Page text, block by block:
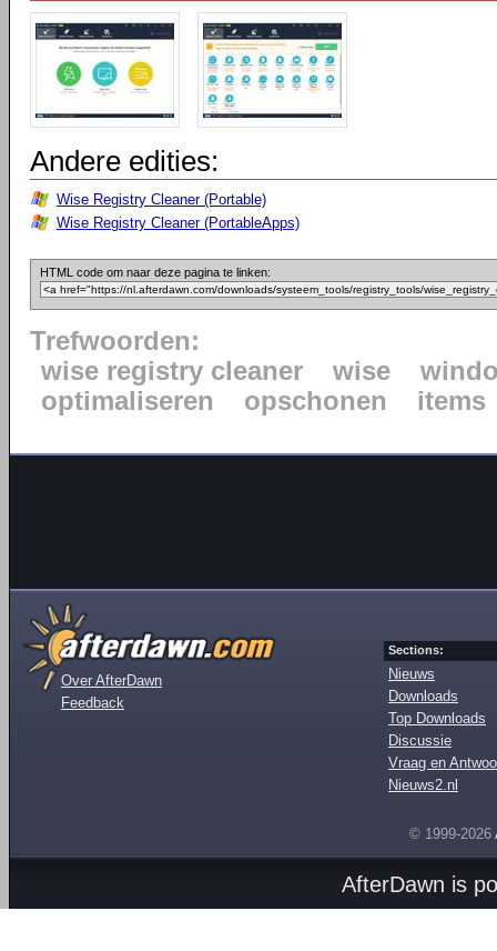
Andere edities:
Wise Registry Cleaner (Portable)
Wise Registry Cleaner (PortableApps)
HTML code om naar deze pagina te linken:
Trefwoorden:
wise registry cleaner
wise
optimaliseren
opschonen items
Over AfterDawn
Feedback
Sections:
Nieuws
Downloads
Top Downloads
Discussie
Vraag en
Nieuws2.nl
© 1999-2026
AfterDawn is